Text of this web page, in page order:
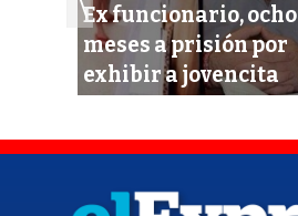
Ex funcionario, ocho
meses a prisión por
exhibir a jovencita